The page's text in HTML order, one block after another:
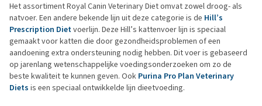
Het assortiment Royal Canin Veterinary Diet omvat zowel droog- als
natvoer. Een andere bekende lijn uit deze categorie is de Hill’s
Prescription Dietvoerlijn. Deze Hill’s kattenvoer lijn is speciaal
gemaakt voor katten die door gezondheidsproblemen of een
aandoening extra ondersteuning nodig hebben. Dit voer is gebaseerd
op jarenlang wetenschappelijke voedingsonderzoeken om zo de
beste kwaliteit te kunnen geven. Ook Purina Pro Plan Veterinary
Diets is een speciaal ontwikkelde lijn dieetvoeding.